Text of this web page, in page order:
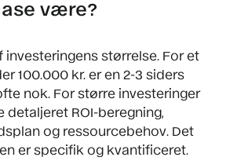
være?
størrelse. For et
100.000 kr. er en 2-3 siders
nok. For større investeringer
detaljeret ROI-beregning,
og ressourcebehov. Det
er specifik og kvantificeret.